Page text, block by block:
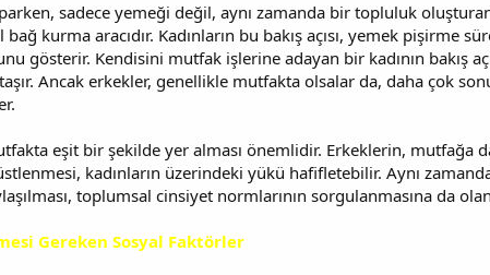
sadece yemeği değil, aynı zamanda bir topluluk
kurma aracıdır. Kadınların bu bakış açısı, yemek pişirme
gösterir. Kendisini mutfak işlerine adayan bir kadının bakış
Ancak erkekler, genellikle mutfakta olsalar da, daha çok
eşit bir şekilde yer alması önemlidir. Erkeklerin, mutfağa
kadınların üzerindeki yükü hafifletebilir. Aynı
toplumsal cinsiyet normlarının sorgulanmasına da
Gereken Sosyal Faktörler